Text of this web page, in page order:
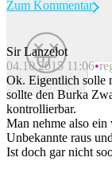
Beitrag melden
Zum Kommentar
Sir Lanzelot
04.10.2015 11:06
Ok. Eigentlich solle
sollte den Burka
kontrollierbar.
Man nehme also
Unbekannte raus
Ist doch gar nicht